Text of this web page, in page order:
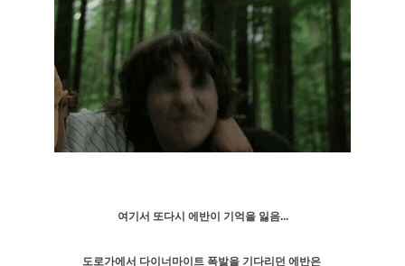
여기서 또다시 에반이 기억을 잃음...
도로가에서 다이너마이트 폭발을 기다리던 에반은